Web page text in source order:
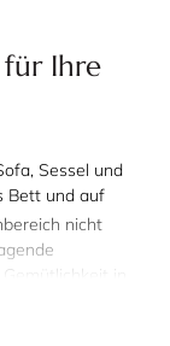
für Ihre
Sessel und
Bett und auf
nicht
in
Softline, sofaplus